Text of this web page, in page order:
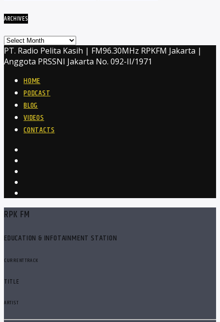
ARCHIVES
Archives
PT. Radio Pelita Kasih | FM96.30MHz RPKFM Jakarta |
Anggota PRSSNI Jakarta No. 092-II/1971
HOME
PODCAST
BLOG
VIDEOS
CONTACTS
RPK FM
EDUCATION & INFOTAINMENT STATION
CURRENT TRACK
TITLE
ARTIST